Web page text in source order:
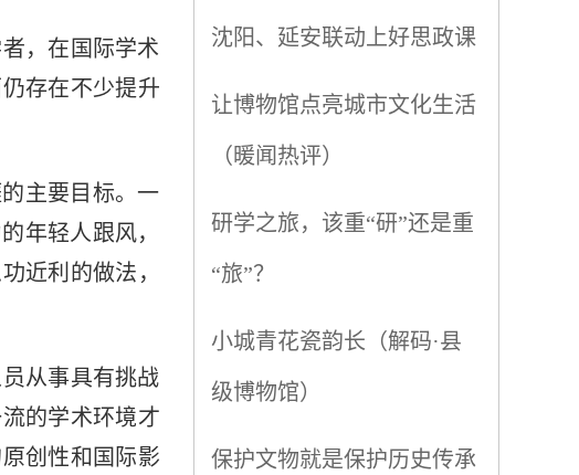
，在国际学术
存在不少提升
主要目标。一
年轻人跟风，
近利的做法，
从事具有挑战
的学术环境才
创性和国际影
沈阳、延安联动上好思政课
让博物馆点亮城市文化生活
（暖闻热评）
研学之旅，该重“研”还是重
“旅”？
小城青花瓷韵长（解码·县
级博物馆）
保护文物就是保护历史传承